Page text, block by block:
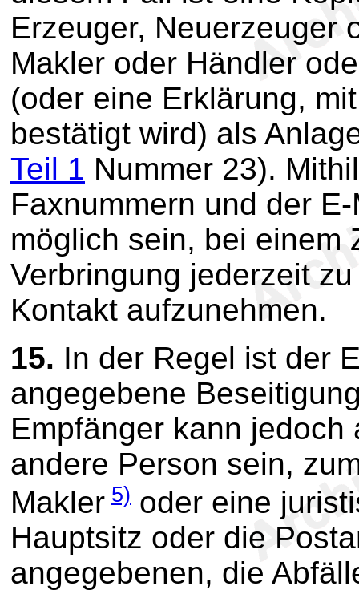
Erzeuger, Neuerzeuger
Makler oder Händler
(oder eine Erklärung,
bestätigt wird) als
Teil 1 Nummer 23).
Faxnummern und der
möglich sein, bei einem
Verbringung jederzeit
Kontakt aufzunehmen.
15. In der Regel ist der
angegebene
Empfänger kann
andere Person sein,
Makler 5) oder eine
Hauptsitz oder die
angegebenen, die